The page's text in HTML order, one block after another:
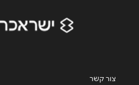
אנא חזרו אלי בקשר ל...
צור קשר